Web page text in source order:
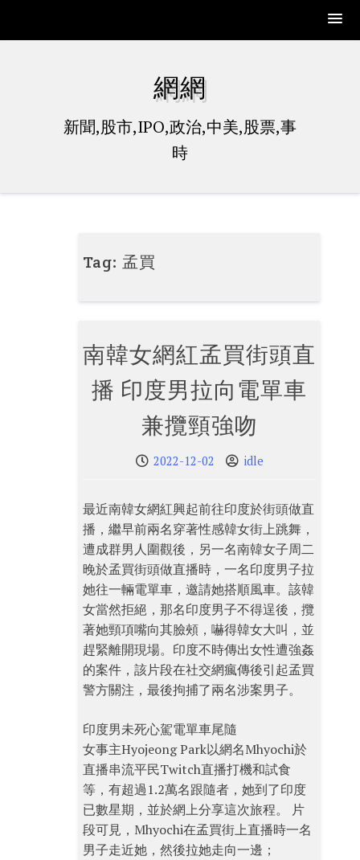
網網
新聞,股市,IPO,政治,中美,股票,事
時
Tag: 孟買
南韓女網紅孟買街頭直
播 印度男拉向電單車
兼攬頸強吻
2022-12-02 idle
最近南韓女網紅興起前往印度於街頭做直
播，繼早前兩名穿著性感韓女街上跳舞，
遭成群男人圍觀後，另一名南韓女子周二
晚於孟買街頭做直播時，一名印度男子拉
她往一輛電單車，邀請她搭順風車。該韓
女當然拒絕，那名印度男子不得逞後，攬
著她頸項嘴向其臉頰，嚇得韓女大叫，並
趕緊離開現場。印度不時傳出女性遭強姦
的案件，該片段在社交網瘋傳後引起孟買
警方關注，最後拘捕了兩名涉案男子。
印度男未死心駕電單車尾隨
女事主Hyojeong Park以網名Mhyochi於
直播串流平民Twitch直播打機和試食
等，有超過1.2萬名跟隨者，她到了印度
已數星期，並於網上分享這次旅程。 片
段可見，Mhyochi在孟買街上直播時一名
男子走近她，然後拉她走向一邊；